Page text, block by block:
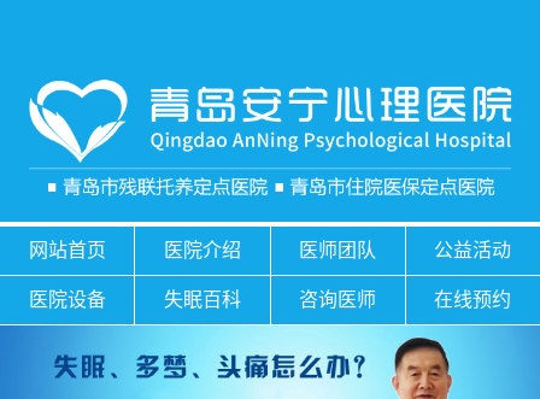
网站首页 医院介绍 医师团队 公益活动
医院设备 失眠百科 咨询医师 在线预约